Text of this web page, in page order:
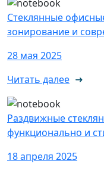
Стеклянные
зонирование и
28 мая 2025
Читать далее
Раздвижные
функционально и
18 апреля 2025